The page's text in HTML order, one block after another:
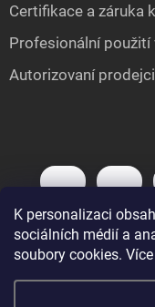
K personalizaci
sociálních médií a
soubory cookies.
Certifikace a záruka
Profesionální
Autorizovaní